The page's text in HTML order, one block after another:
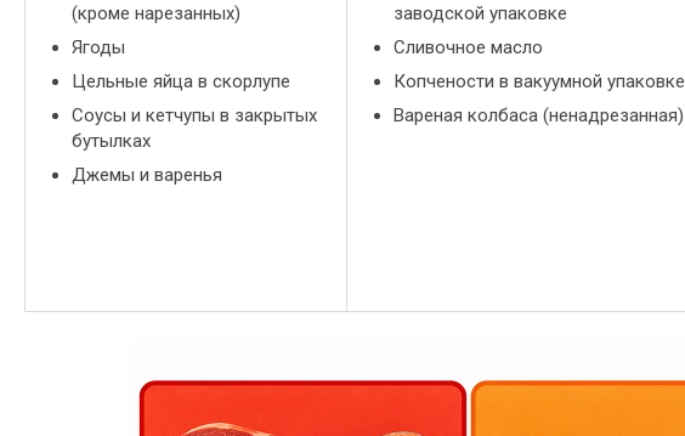
(кроме нарезанных)
Ягоды
Цельные яйца в скорлупе
Соусы и кетчупы в закрытых
бутылках
Джемы и варенья
заводской упаковке
Сливочное масло
Копчености в вакуумной упаковке
Вареная колбаса (ненадрезанная)